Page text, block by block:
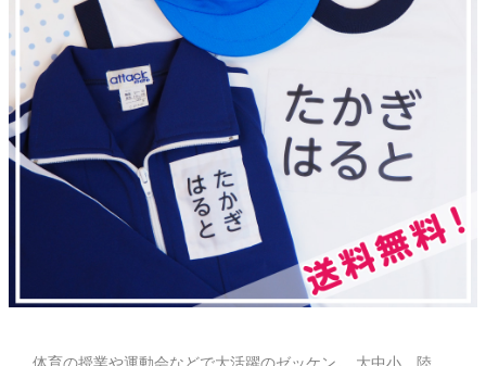
お問い合わせ
お客様へのお知